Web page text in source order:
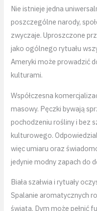
Nie istnieje jedna
poszczególne narody,
zwyczaje. Uproszczone
jako ogólnego rytuału
Ameryki może prowadzić
kulturami.
Współczesna
masowy. Pęczki bywają
pochodzeniu rośliny i bez
kulturowego.
więc umiaru oraz
jedynie modny zapach do
Biała szałwia i rytuały
Spalanie aromatycznych
świata. Dym może pełnić